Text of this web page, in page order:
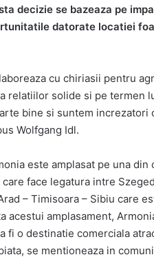
decizie se bazeaza pe
datorate locatiei
cu chiriasii pentru
relatiilor solide si pe termen
bine si suntem increzatori
Wolfgang Idl.
este amplasat pe una
face legatura intre
– Timisoara – Sibiu care
acestui amplasament,
fi o destinatie comerciala
se mentioneaza in